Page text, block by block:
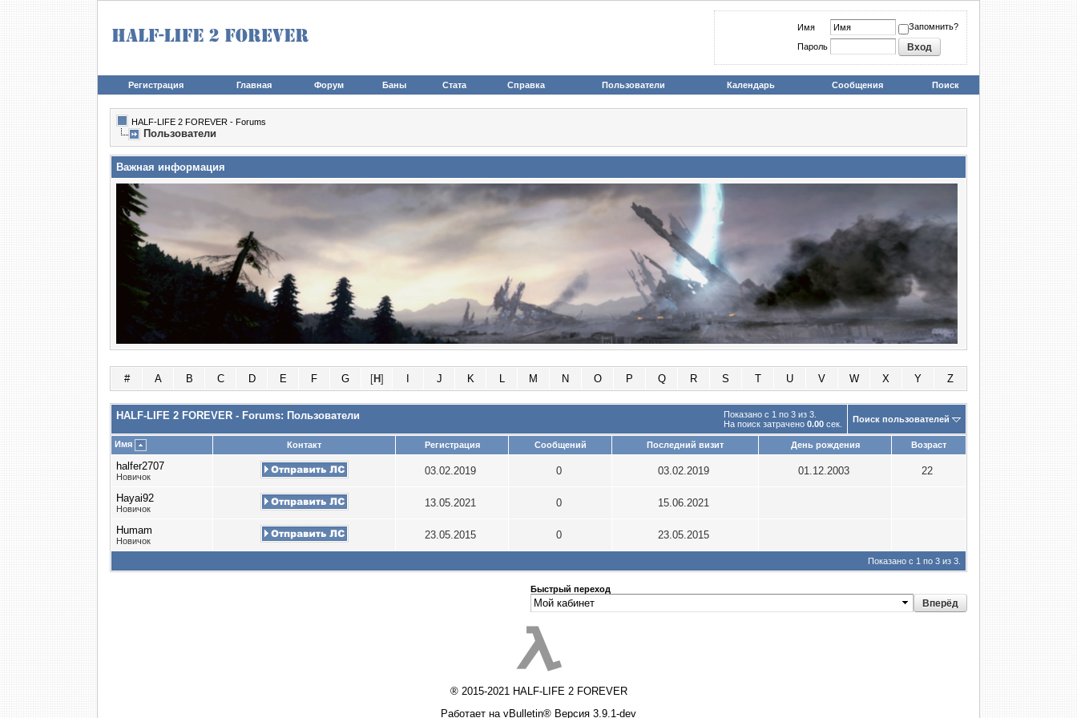
Имя Запомнить?
Пароль
Регистрация Главная Форум Баны Стата Справка Пользователи Календарь Сообщения Поиск
HALF-LIFE 2 FOREVER - Forums
Пользователи
Важная информация
# A B C D E F G [H] J K L M N O P Q R S T U V W X Y Z
Показано с 1 по 3 из 3.
На поиск затрачено 0.00 сек.
HALF-LIFE 2 FOREVER - Forums: Пользователи Поиск пользователей
Имя Контакт Регистрация Сообщений Последний визит День рождения Возраст
halfer2707
Новичок 03.02.2019 0 03.02.2019 01.12.2003 22
Hayai92
Новичок 13.05.2021 0 15.06.2021
Humam
Новичок 23.05.2015 0 23.05.2015
Показано с 1 по 3 из 3.
Быстрый переход
® 2015-2021 HALF-LIFE 2 FOREVER
Работает на vBulletin® Версия 3.9.1-dev